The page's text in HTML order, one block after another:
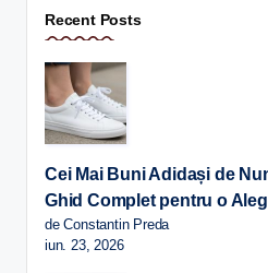
Recent Posts
Cei Mai Buni Adidași de
Ghid Complet pentru o
de Constantin Preda
iun. 23, 2026